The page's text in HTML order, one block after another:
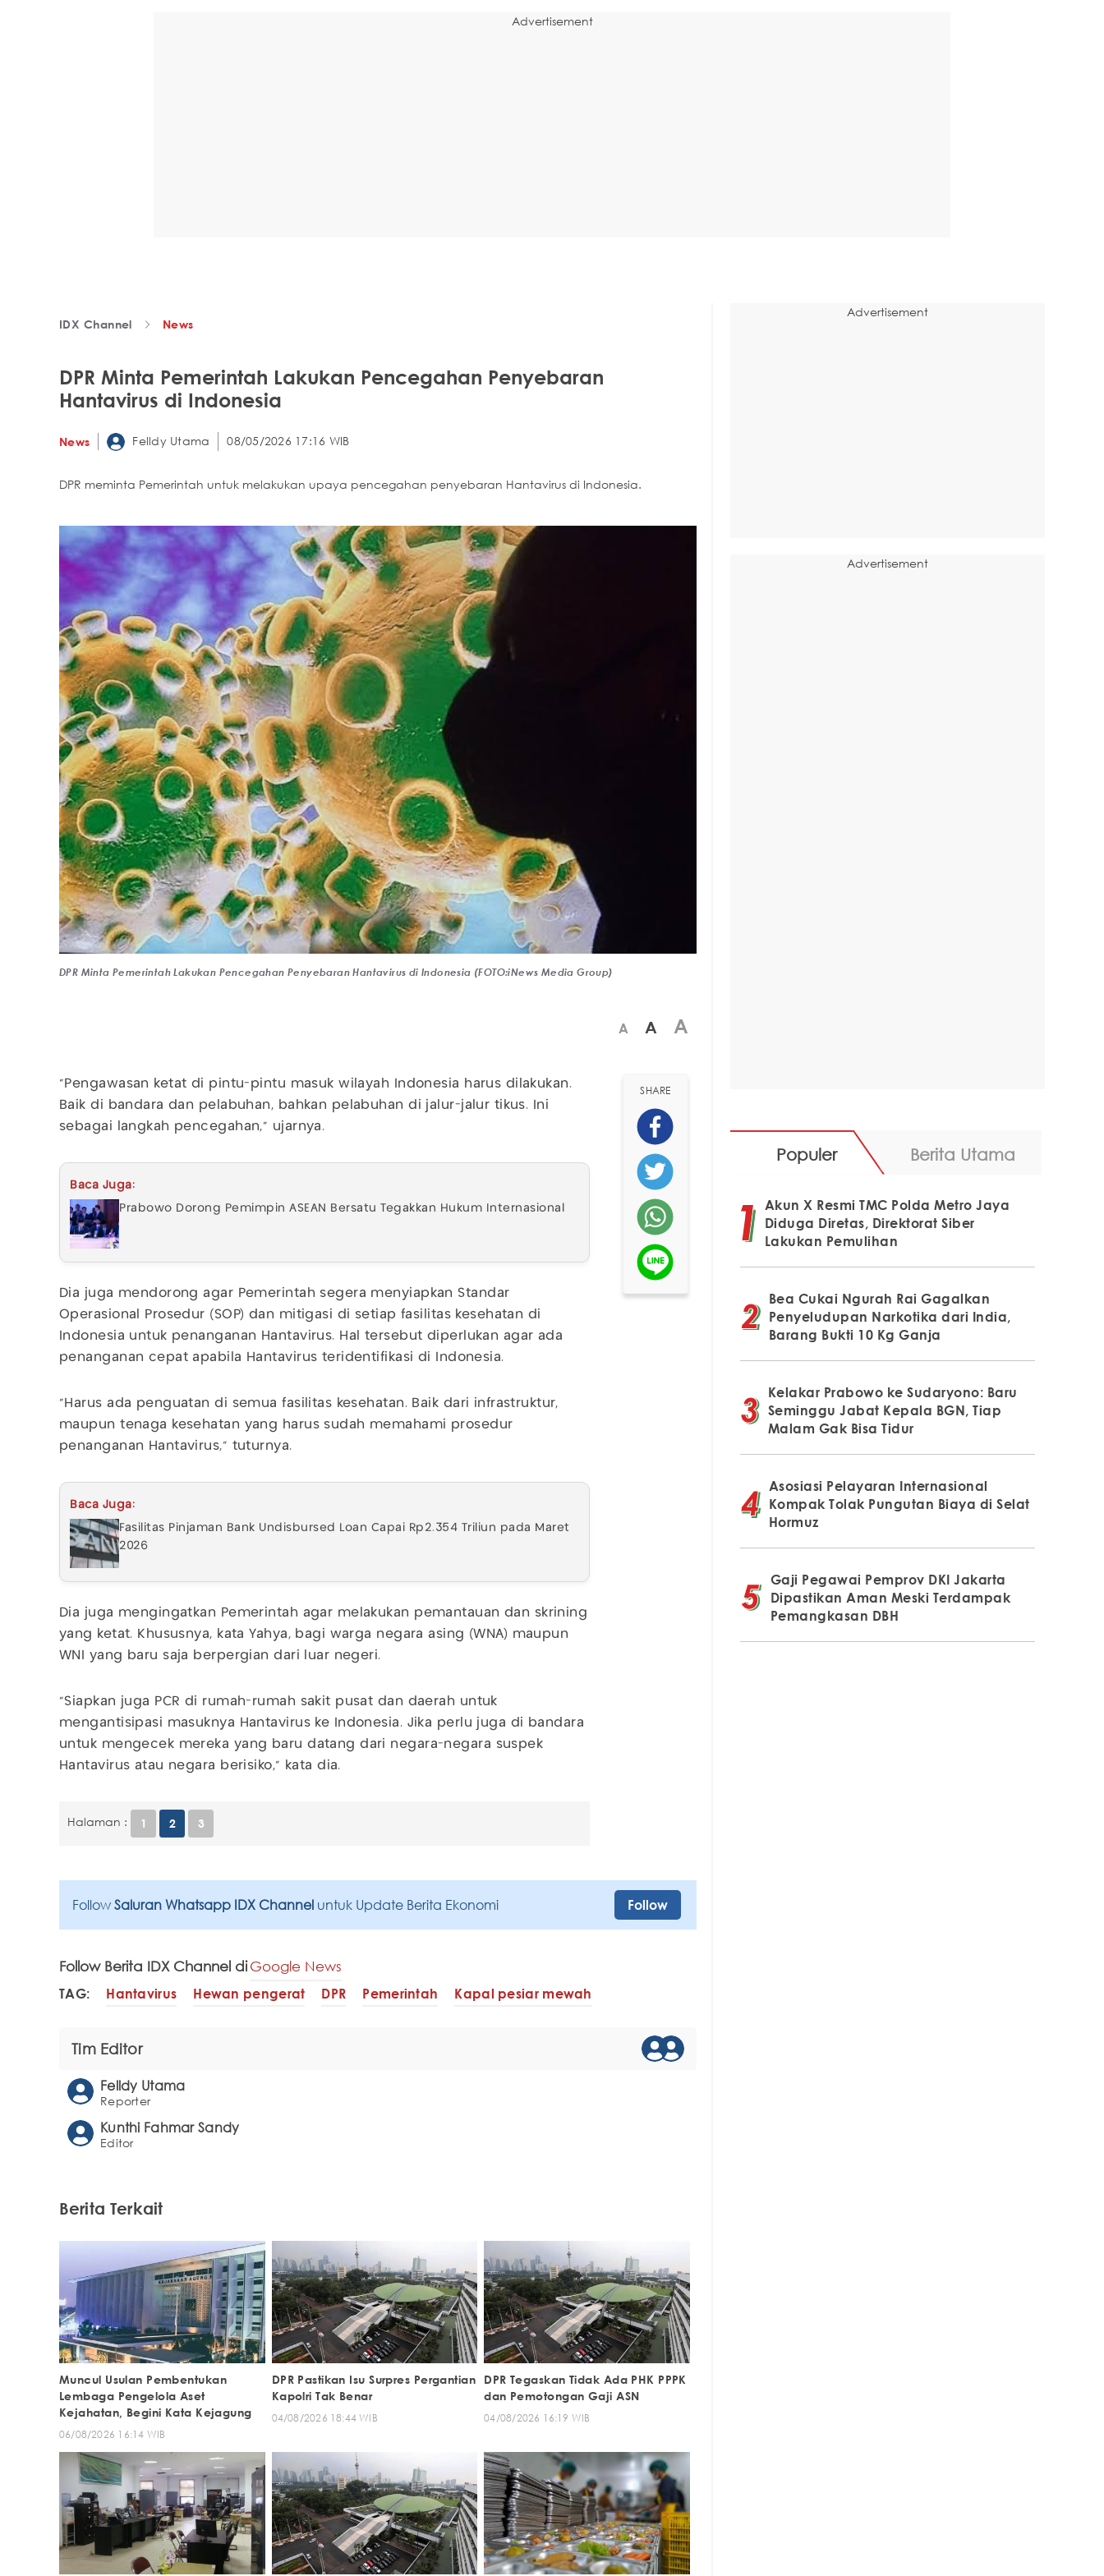
Advertisement
IDX Channel News
DPR Minta Pemerintah Lakukan Pencegahan Penyebaran
Hantavirus di Indonesia
News Felldy Utama 08/05/2026 17:16 WIB
DPR meminta Pemerintah untuk melakukan upaya pencegahan penyebaran Hantavirus di Indonesia.
DPR Minta Pemerintah Lakukan Pencegahan Penyebaran Hantavirus di Indonesia (FOTO:iNews Media Group)
A A A
“Pengawasan ketat di pintu-pintu masuk wilayah Indonesia harus dilakukan.
Baik di bandara dan pelabuhan, bahkan pelabuhan di jalur-jalur tikus. Ini
sebagai langkah pencegahan,” ujarnya.
Baca Juga:
Prabowo Dorong Pemimpin ASEAN Bersatu Tegakkan Hukum Internasional
Dia juga mendorong agar Pemerintah segera menyiapkan Standar
Operasional Prosedur (SOP) dan mitigasi di setiap fasilitas kesehatan di
Indonesia untuk penanganan Hantavirus. Hal tersebut diperlukan agar ada
penanganan cepat apabila Hantavirus teridentifikasi di Indonesia.
“Harus ada penguatan di semua fasilitas kesehatan. Baik dari infrastruktur,
maupun tenaga kesehatan yang harus sudah memahami prosedur
penanganan Hantavirus,” tuturnya.
Baca Juga:
Fasilitas Pinjaman Bank Undisbursed Loan Capai Rp2.354 Triliun pada Maret
2026
Dia juga mengingatkan Pemerintah agar melakukan pemantauan dan skrining
yang ketat. Khususnya, kata Yahya, bagi warga negara asing (WNA) maupun
WNI yang baru saja berpergian dari luar negeri.
“Siapkan juga PCR di rumah-rumah sakit pusat dan daerah untuk
mengantisipasi masuknya Hantavirus ke Indonesia. Jika perlu juga di bandara
untuk mengecek mereka yang baru datang dari negara-negara suspek
Hantavirus atau negara berisiko,” kata dia.
Halaman : 1 2 3
SHARE
Follow Saluran Whatsapp IDX Channel untuk Update Berita Ekonomi Follow
Follow Berita IDX Channel diGoogle News
TAG: Hantavirus Hewan pengerat DPR Pemerintah Kapal pesiar mewah
Tim Editor
Felldy Utama
Reporter
Kunthi Fahmar Sandy
Editor
Berita Terkait
Muncul Usulan Pembentukan
Lembaga Pengelola Aset
Kejahatan, Begini Kata Kejagung
06/08/2026 16:14 WIB
DPR Pastikan Isu Surpres Pergantian
Kapolri Tak Benar
04/08/2026 18:44 WIB
DPR Tegaskan Tidak Ada PHK PPPK
dan Pemotongan Gaji ASN
04/08/2026 16:19 WIB
Advertisement
Advertisement
Populer Berita Utama
Akun X Resmi TMC Polda Metro Jaya
Diduga Diretas, Direktorat Siber
Lakukan Pemulihan
Bea Cukai Ngurah Rai Gagalkan
Penyeludupan Narkotika dari India,
Barang Bukti 10 Kg Ganja
Kelakar Prabowo ke Sudaryono: Baru
Seminggu Jabat Kepala BGN, Tiap
Malam Gak Bisa Tidur
Asosiasi Pelayaran Internasional
Kompak Tolak Pungutan Biaya di Selat
Hormuz
Gaji Pegawai Pemprov DKI Jakarta
Dipastikan Aman Meski Terdampak
Pemangkasan DBH